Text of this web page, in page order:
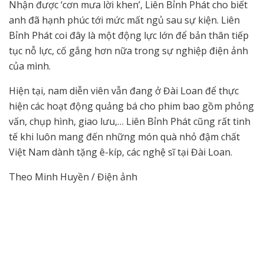
Nhận được ‘cơn mưa lời khen’, Liên Bỉnh Phát cho biết
anh đã hạnh phúc tới mức mất ngủ sau sự kiện. Liên
Bỉnh Phát coi đây là một động lực lớn để bản thân tiếp
tục nỗ lực, cố gắng hơn nữa trong sự nghiệp điện ảnh
của mình.
Hiện tại, nam diễn viên vẫn đang ở Đài Loan để thực
hiện các hoạt động quảng bá cho phim bao gồm phỏng
vấn, chụp hình, giao lưu,… Liên Bỉnh Phát cũng rất tinh
tế khi luôn mang đến những món quà nhỏ đậm chất
Việt Nam dành tặng ê-kíp, các nghệ sĩ tại Đài Loan.
Theo Minh Huyền / Điện ảnh